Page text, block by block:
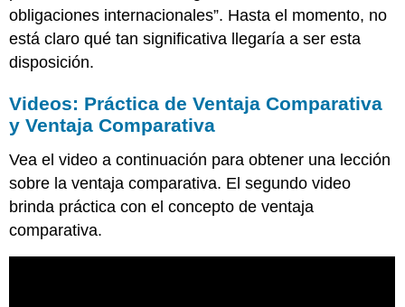
obligaciones internacionales”. Hasta el momento, no
está claro qué tan significativa llegaría a ser esta
disposición.
Videos: Práctica de Ventaja Comparativa
y Ventaja Comparativa
Vea el video a continuación para obtener una lección
sobre la ventaja comparativa. El segundo video
brinda práctica con el concepto de ventaja
comparativa.